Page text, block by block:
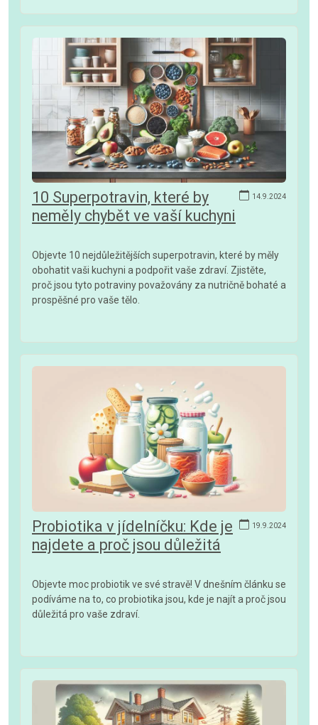
14.9.2024
10 Superpotravin, které by
neměly chybět ve vaší kuchyni
Objevte 10 nejdůležitějších superpotravin, které by měly
obohatit vaši kuchyni a podpořit vaše zdraví. Zjistěte,
proč jsou tyto potraviny považovány za nutričně bohaté a
prospěšné pro vaše tělo.
19.9.2024
Probiotika v jídelníčku: Kde je
najdete a proč jsou důležitá
Objevte moc probiotik ve své stravě! V dnešním článku se
podíváme na to, co probiotika jsou, kde je najít a proč jsou
důležitá pro vaše zdraví.